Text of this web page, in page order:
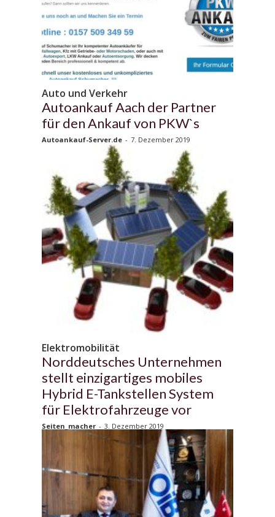
Auto und Verkehr
Autoankauf Aach der Partner
für den Ankauf von PKW`s
Autoankauf-Server.de - 7. Dezember 2019
Elektromobilität
Norddeutsches Unternehmen
stellt einzigartiges mobiles
Hybrid E-Tankstellen System
für Elektrofahrzeuge vor
Seiten_macher - 3. Dezember 2019